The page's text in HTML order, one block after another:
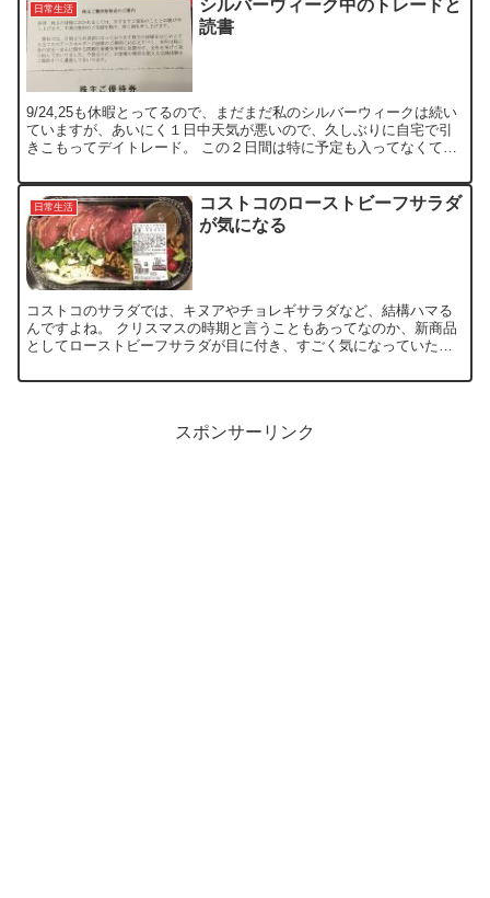
日常生活
シルバーウィーク中のトレードと
読書
9/24,25も休暇とってるので、まだまだ私のシルバーウィークは続い
ていますが、あいにく１日中天気が悪いので、久しぶりに自宅で引
きこもってデイトレード。 この２日間は特に予定も入ってなくて、
日常生活
コストコのローストビーフサラダ
が気になる
コストコのサラダでは、キヌアやチョレギサラダなど、結構ハマる
んですよね。 クリスマスの時期と言うこともあってなのか、新商品
としてローストビーフサラダが目に付き、すごく気になっていたの
スポンサーリンク